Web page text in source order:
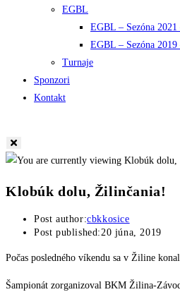
EGBL
EGBL – Sezóna 2021
EGBL – Sezóna 2019
Turnaje
Sponzori
Kontakt
Klobúk dolu, Žilinčania!
Post author:cbkkosice
Post published:20 júna, 2019
Počas posledného víkendu sa v Žiline
Šampionát zorganizoval BKM Žilina-